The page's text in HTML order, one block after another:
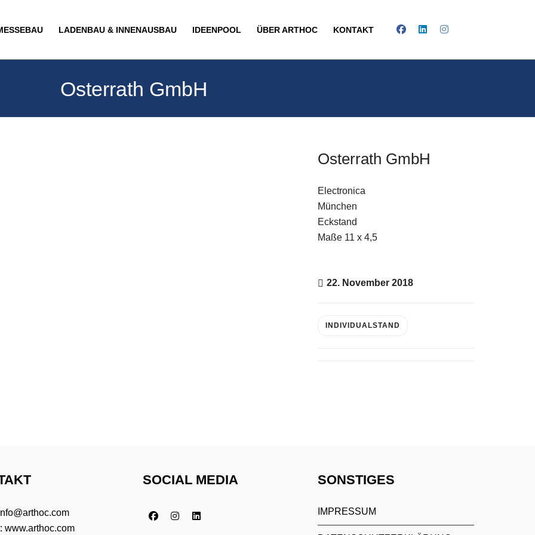
LADENBAU & INNENAUSBAU IDEENPOOL ÜBER ARTHOC KONTAKT
Osterrath GmbH
Osterrath GmbH
Electronica
München
Eckstand
Maße 11 x 4,5
22. November 2018
INDIVIDUALSTAND
www.arthoc.com
SOCIAL MEDIA SONSTIGES
IMPRESSUM